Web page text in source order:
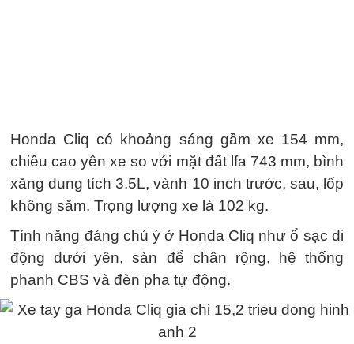
Honda Cliq có khoảng sáng gầm xe 154 mm,
chiều cao yên xe so với mặt đất lfa 743 mm, bình
xăng dung tích 3.5L, vành 10 inch trước, sau, lốp
không săm. Trọng lượng xe là 102 kg.
Tính năng đáng chú ý ở Honda Cliq như ổ sạc di
động dưới yên, sàn để chân rộng, hệ thống
phanh CBS và đèn pha tự động.